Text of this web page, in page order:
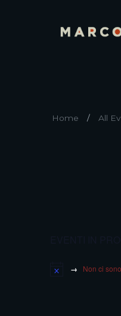
Home All
Non ci